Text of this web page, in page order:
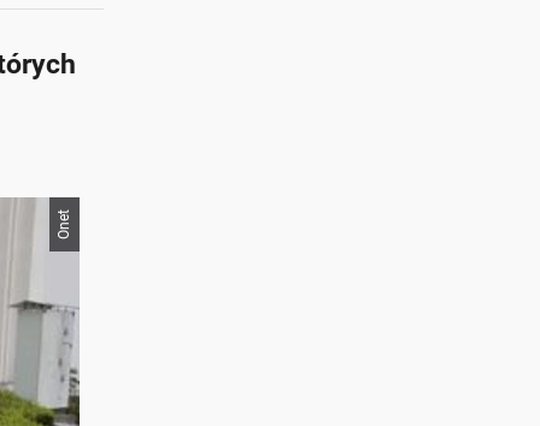
Onet